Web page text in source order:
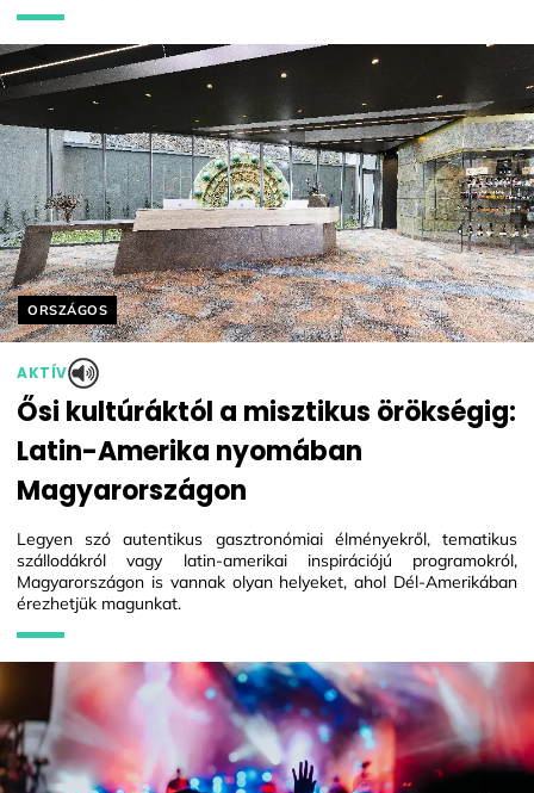
Helyszín címkék:
ORSZÁGOS
AKTÍV
Ősi kultúráktól a misztikus örökségig:
Latin-Amerika nyomában
Magyarországon
Legyen szó autentikus gasztronómiai élményekről, tematikus
szállodákról vagy latin-amerikai inspirációjú programokról,
Magyarországon is vannak olyan helyeket, ahol Dél-Amerikában
érezhetjük magunkat.